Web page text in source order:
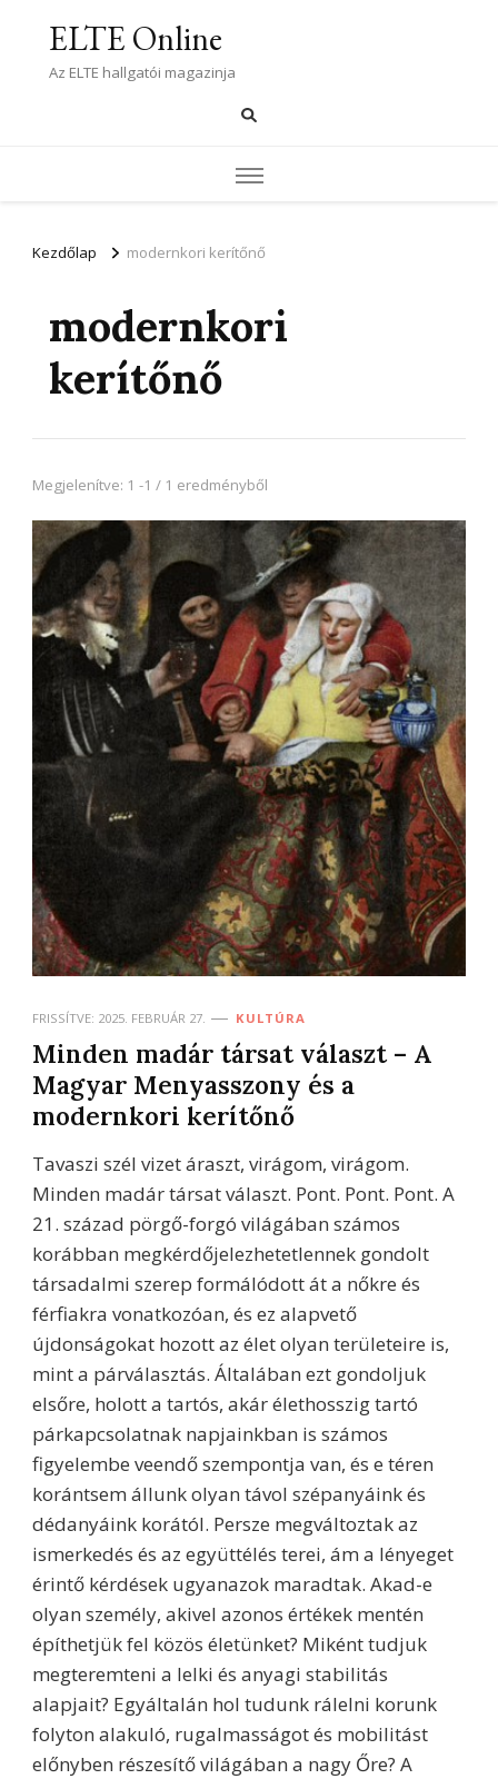
ELTE Online
Az ELTE hallgatói magazinja
Kezdőlap modernkori kerítőnő
modernkori
kerítőnő
Megjelenítve: 1 -1 / 1 eredményből
FRISSÍTVE: 2025. FEBRUÁR 27. KULTÚRA
Minden madár társat választ – A
Magyar Menyasszony és a
modernkori kerítőnő
Tavaszi szél vizet áraszt, virágom, virágom.
Minden madár társat választ. Pont. Pont. Pont. A
21. század pörgő-forgó világában számos
korábban megkérdőjelezhetetlennek gondolt
társadalmi szerep formálódott át a nőkre és
férfiakra vonatkozóan, és ez alapvető
újdonságokat hozott az élet olyan területeire is,
mint a párválasztás. Általában ezt gondoljuk
elsőre, holott a tartós, akár élethosszig tartó
párkapcsolatnak napjainkban is számos
figyelembe veendő szempontja van, és e téren
korántsem állunk olyan távol szépanyáink és
dédanyáink korától. Persze megváltoztak az
ismerkedés és az együttélés terei, ám a lényeget
érintő kérdések ugyanazok maradtak. Akad-e
olyan személy, akivel azonos értékek mentén
építhetjük fel közös életünket? Miként tudjuk
megteremteni a lelki és anyagi stabilitás
alapjait? Egyáltalán hol tudunk rálelni korunk
folyton alakuló, rugalmasságot és mobilitást
előnyben részesítő világában a nagy Őre? A